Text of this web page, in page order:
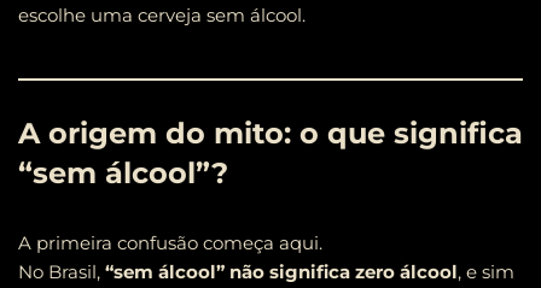
escolhe uma cerveja sem álcool.
A origem do mito: o que significa
“sem álcool”?
A primeira confusão começa aqui.
No Brasil, “sem álcool” não significa zero álcool, e sim